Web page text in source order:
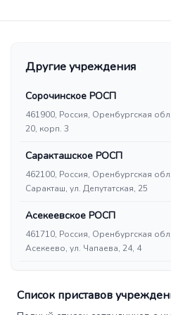
Другие учреждения
Сорочинское РОСП
461900, Россия, Оренбургская
20, корп. 3
Саракташское РОСП
462100, Россия, Оренбургская
Саракташ, ул. Депутатская, 25
Асекеевское РОСП
461710, Россия, Оренбургская
Асекеево, ул. Чапаева, 24, 4
Список приставов